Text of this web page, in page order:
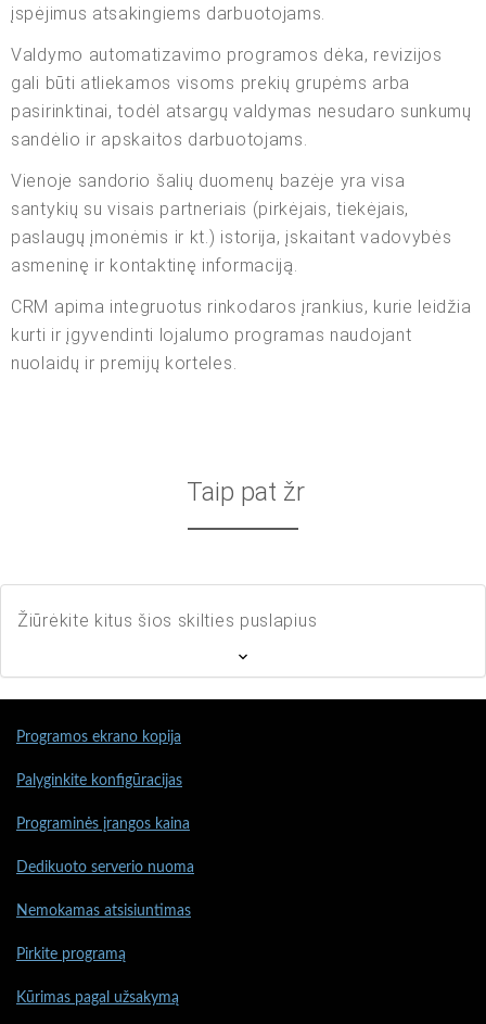
įspėjimus atsakingiems darbuotojams.
Valdymo automatizavimo programos dėka, revizijos
gali būti atliekamos visoms prekių grupėms arba
pasirinktinai, todėl atsargų valdymas nesudaro sunkumų
sandėlio ir apskaitos darbuotojams.
Vienoje sandorio šalių duomenų bazėje yra visa
santykių su visais partneriais (pirkėjais, tiekėjais,
paslaugų įmonėmis ir kt.) istorija, įskaitant vadovybės
asmeninę ir kontaktinę informaciją.
CRM apima integruotus rinkodaros įrankius, kurie leidžia
kurti ir įgyvendinti lojalumo programas naudojant
nuolaidų ir premijų korteles.
Taip pat žr
Žiūrėkite kitus šios skilties puslapius
Programos ekrano kopija
Palyginkite konfigūracijas
Programinės įrangos kaina
Dedikuoto serverio nuoma
Nemokamas atsisiuntimas
Pirkite programą
Kūrimas pagal užsakymą